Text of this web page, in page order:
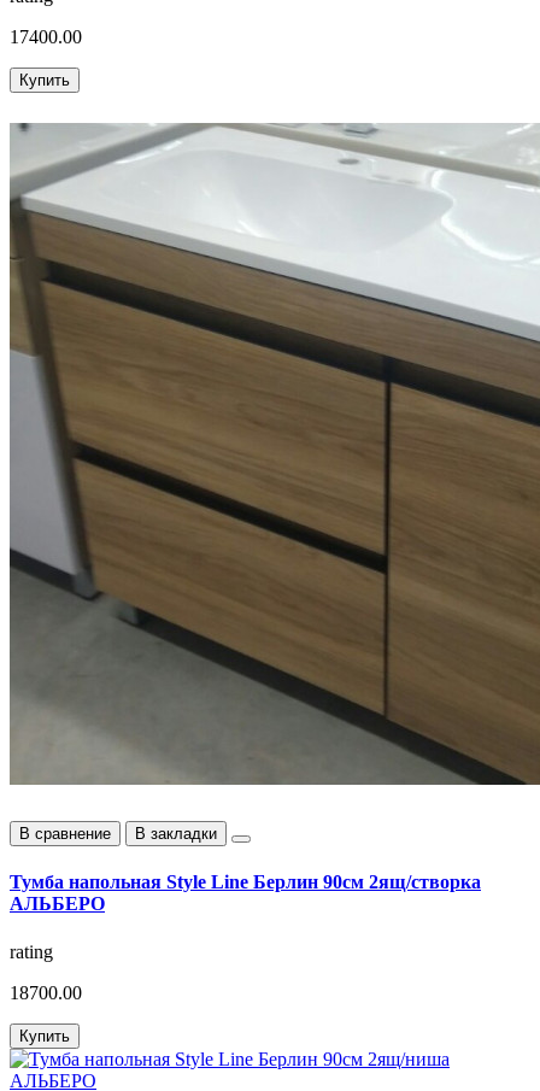
17400.00
Купить
В сравнение В закладки
Тумба напольная Style Line Берлин 90см 2ящ/створка
АЛЬБЕРО
rating
18700.00
Купить